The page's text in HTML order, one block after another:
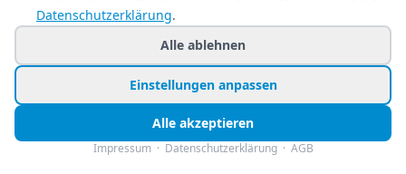
Ab Leipzig
Datenschutzerklärung.
Alle ablehnen
Einstellungen anpassen
Alle akzeptieren
Impressum· Datenschutzerklärung· AGB